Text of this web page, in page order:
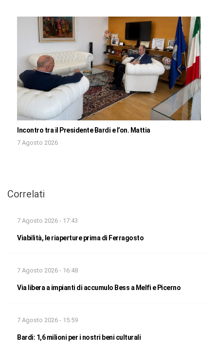
Incontro tra il Presidente Bardi e l’on. Mattia
7 Agosto 2026
Correlati
7 Agosto 2026 - 17:43
Viabilità, le riaperture prima di Ferragosto
7 Agosto 2026 - 16:48
Via libera a impianti di accumulo Bess a Melfi e Picerno
7 Agosto 2026 - 15:59
Bardi: 1,6 milioni per i nostri beni culturali